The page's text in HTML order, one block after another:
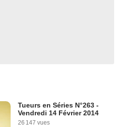
Tueurs en Séries N°263 -
Vendredi 14 Février 2014
26 147 vues